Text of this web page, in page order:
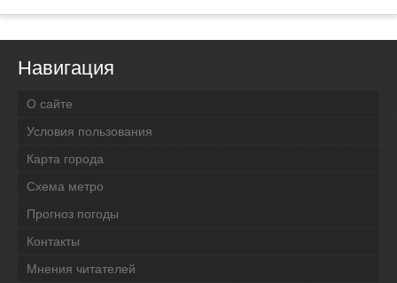
Навигация
О сайте
Условия пользования
Карта города
Схема метро
Прогноз погоды
Контакты
Мнения читателей